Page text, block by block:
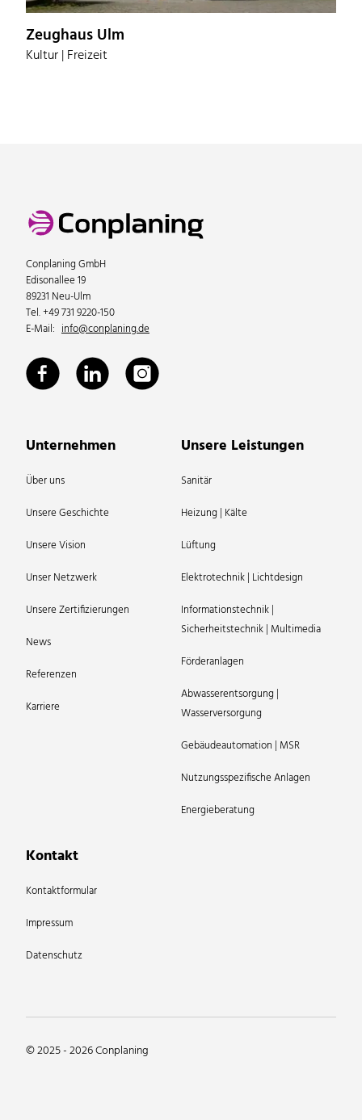
Zeughaus Ulm
Kultur | Freizeit
Conplaning GmbH
Edisonallee 19
89231 Neu-Ulm
Tel. +49 731 9220-150
E-Mail: info@conplaning.de
Unternehmen
Über uns
Unsere Geschichte
Unsere Vision
Unser Netzwerk
Unsere Zertifizierungen
News
Referenzen
Karriere
Unsere Leistungen
Sanitär
Heizung | Kälte
Lüftung
Elektrotechnik | Lichtdesign
Informationstechnik |
Sicherheitstechnik | Multimedia
Förderanlagen
Abwasserentsorgung |
Wasserversorgung
Gebäudeautomation | MSR
Nutzungsspezifische Anlagen
Energieberatung
Kontakt
Kontaktformular
Impressum
Datenschutz
© 2025 - 2026 Conplaning